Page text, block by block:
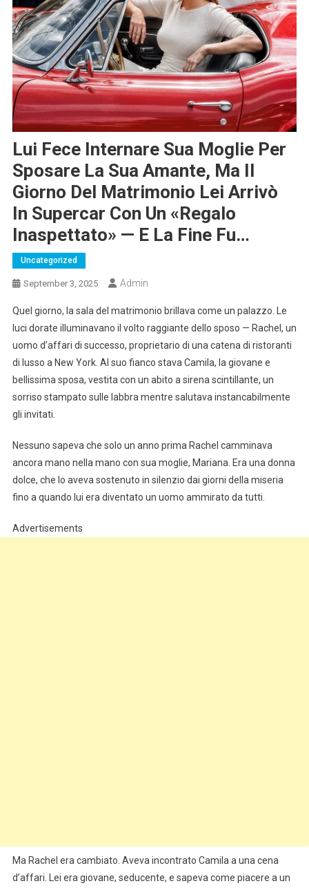
Lui Fece Internare Sua Moglie Per
Sposare La Sua Amante, Ma Il
Giorno Del Matrimonio Lei Arrivò
In Supercar Con Un «regalo
Inaspettato» — E La Fine Fu…
Uncategorized
September 3, 2025 Admin
Quel giorno, la sala del matrimonio brillava come un palazzo. Le
luci dorate illuminavano il volto raggiante dello sposo — Rachel, un
uomo d’affari di successo, proprietario di una catena di ristoranti
di lusso a New York. Al suo fianco stava Camila, la giovane e
bellissima sposa, vestita con un abito a sirena scintillante, un
sorriso stampato sulle labbra mentre salutava instancabilmente
gli invitati.
Nessuno sapeva che solo un anno prima Rachel camminava
ancora mano nella mano con sua moglie, Mariana. Era una donna
dolce, che lo aveva sostenuto in silenzio dai giorni della miseria
fino a quando lui era diventato un uomo ammirato da tutti.
Advertisements
Ma Rachel era cambiato. Aveva incontrato Camila a una cena
d’affari. Lei era giovane, seducente, e sapeva come piacere a un